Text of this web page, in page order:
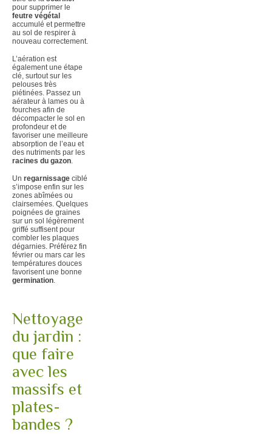
pour supprimer le
feutre végétal
accumulé et permettre
au sol de respirer à
nouveau correctement.
L’aération est
également une étape
clé, surtout sur les
pelouses très
piétinées. Passez un
aérateur à lames ou à
fourches afin de
décompacter le sol en
profondeur et de
favoriser une meilleure
absorption de l’eau et
des nutriments par les
racines du gazon
Un regarnissage ciblé
s’impose enfin sur les
zones abîmées ou
clairsemées. Quelques
poignées de graines
sur un sol légèrement
griffé suffisent pour
combler les plaques
dégarnies. Préférez fin
février ou mars car les
températures douces
favorisent une bonne
germination
Nettoyage
du jardin :
que faire
avec les
massifs et
plates-
bandes ?